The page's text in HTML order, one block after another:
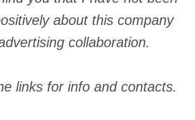
about this company
collaboration.
links for info and contacts.